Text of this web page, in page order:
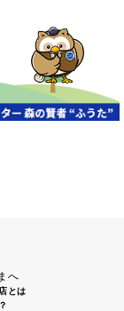
へ
とは